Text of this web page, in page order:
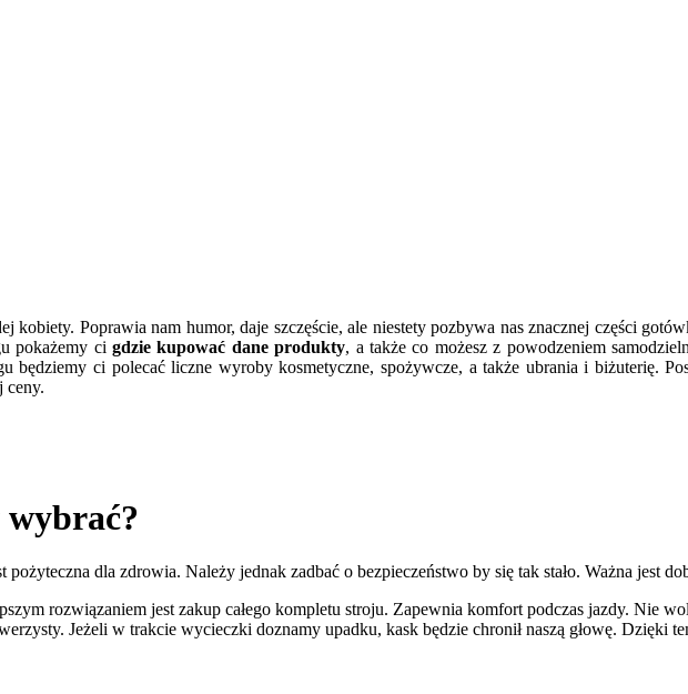
kobiety. Poprawia nam humor, daje szczęście, ale niestety pozbywa nas znacznej części
pokażemy cigdzie kupować dane produkty, a także co możesz z powodzeniem
będziemy ci polecać liczne wyroby kosmetyczne, spożywcze, a także ubrania i biżuterię.
ceny.
pożyteczna dla zdrowia. Należy jednak zadbać o bezpieczeństwo by się tak stało. Ważna jest
rozwiązaniem jest zakup całego kompletu stroju. Zapewnia komfort podczas jazdy. Nie
Jeżeli w trakcie wycieczki doznamy upadku, kask będzie chronił naszą głowę. Dzięki